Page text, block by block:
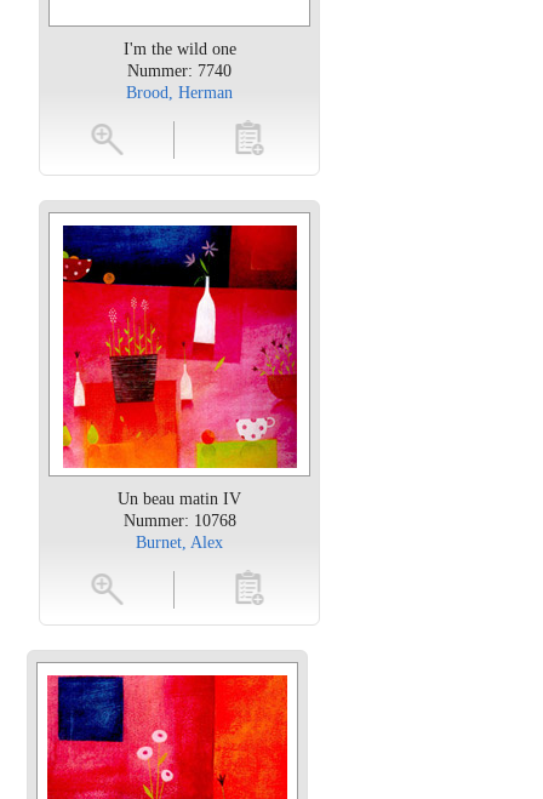
I'm the wild one
Nummer: 7740
Brood, Herman
toevoegen
Un beau matin IV
Nummer: 10768
Burnet, Alex
toevoegen